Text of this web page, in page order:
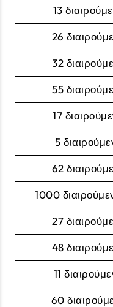
13
26
32
55
17
5
62
1000
27
48
11
60